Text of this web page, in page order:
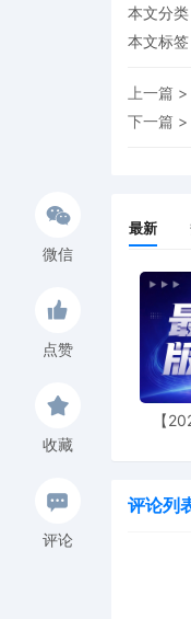
6
微信
点赞
收藏
评论
本文分类
本文标签
上一篇 >
下一篇 >
最新
【
评论列